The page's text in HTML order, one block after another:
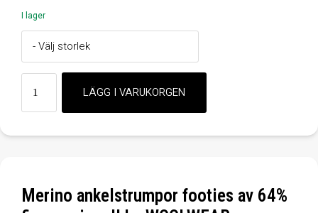
I lager
Merino ankelstrumpor footies av 64%